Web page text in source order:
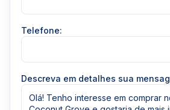
Telefone:
Descreva em detalhes sua